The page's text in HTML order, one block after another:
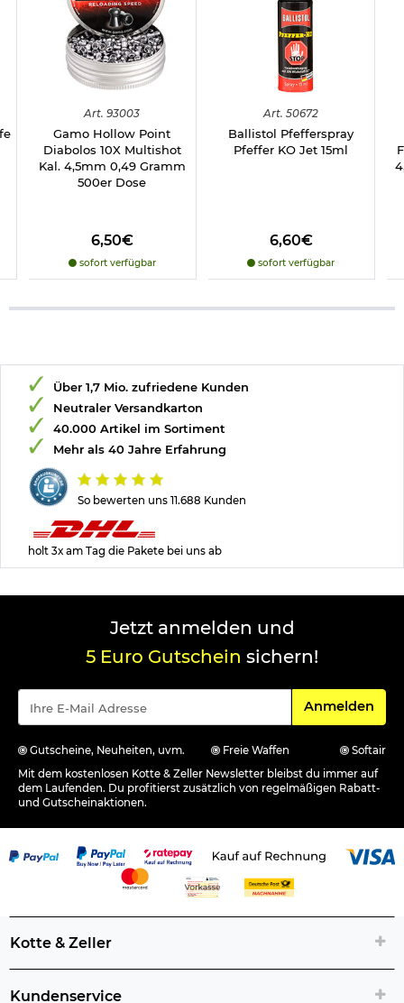
Art. 93003
Gamo Hollow Point
Diabolos 10X Multishot
Kal. 4,5mm 0,49 Gramm
500er Dose
6,50€
sofort verfügbar
Art. 50672
Ballistol Pfefferspray
Pfeffer KO Jet 15ml
6,60€
sofort verfügbar
So bewerten uns 11.688 Kunden
Über 1,7 Mio. zufriedene Kunden
Neutraler Versandkarton
40.000 Artikel im Sortiment
Mehr als 40 Jahre Erfahrung
holt 3x am Tag die Pakete bei uns ab
Jetzt anmelden und
5 Euro Gutschein sichern!
Für den
Anmelden
Gutscheine, Neuheiten, uvm. Freie Waffen
Softair
Mit dem kostenlosen Kotte & Zeller Newsletter bleibst du immer auf
dem Laufenden. Du profitierst zusätzlich von regelmäßigen Rabatt-
und Gutscheinaktionen.
Kotte & Zeller
Kundenservice